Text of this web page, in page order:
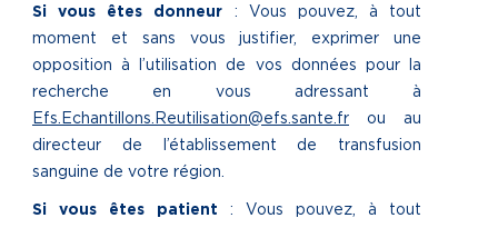
Si vous êtes donneur : Vous pouvez, à tout
moment et sans vous justifier, exprimer une
opposition à l’utilisation de vos données pour la
recherche en vous adressant à
Efs.Echantillons.Reutilisation@efs.sante.fr ou au
directeur de l’établissement de transfusion
sanguine de votre région.
Si vous êtes patient : Vous pouvez, à tout